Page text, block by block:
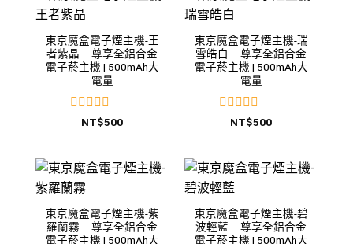
5
5
東京魔盒電子煙主機-王
者紫晶 – 尊享全鋁合金
電子菸主機 | 500mAh大
電量
評
滿
分
5
NT$500
東京魔盒電子煙主機-瑞
雪皓白 – 尊享全鋁合金
電子菸主機 | 500mAh大
電量
評
滿
分
5
NT$500
東京魔盒電子煙主機-紫
羅蘭霧 – 尊享全鋁合金
電子菸主機 | 500mAh大
東京魔盒電子煙主機-碧
波輕藍 – 尊享全鋁合金
電子菸主機 | 500mAh大